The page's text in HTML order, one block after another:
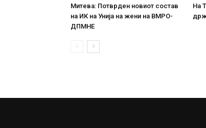
Митева: Потврден новиот состав
на ИК на Унија на жени на ВМРО-
ДПМНЕ
На